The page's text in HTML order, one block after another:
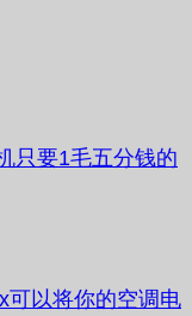
只要1毛五分钱的
可以将你的空调电